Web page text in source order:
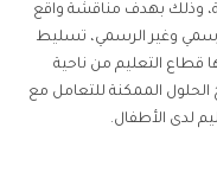
وذلك بهدف مناقشة واقع
وغير الرسمي، تسليط
قطاع التعليم من ناحية
الحلول الممكنة للتعامل مع
لدى الأطفال.